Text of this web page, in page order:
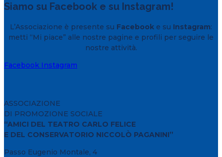
Siamo su Facebook e su Instagram!
L’Associazione è presente su Facebook e su Instagram:
metti “Mi piace” alle nostre pagine e profili per seguire le
nostre attività.
Facebook Instagram
ASSOCIAZIONE
DI PROMOZIONE SOCIALE
“AMICI DEL TEATRO CARLO FELICE
E DEL CONSERVATORIO NICCOLÒ PAGANINI”
Passo Eugenio Montale, 4